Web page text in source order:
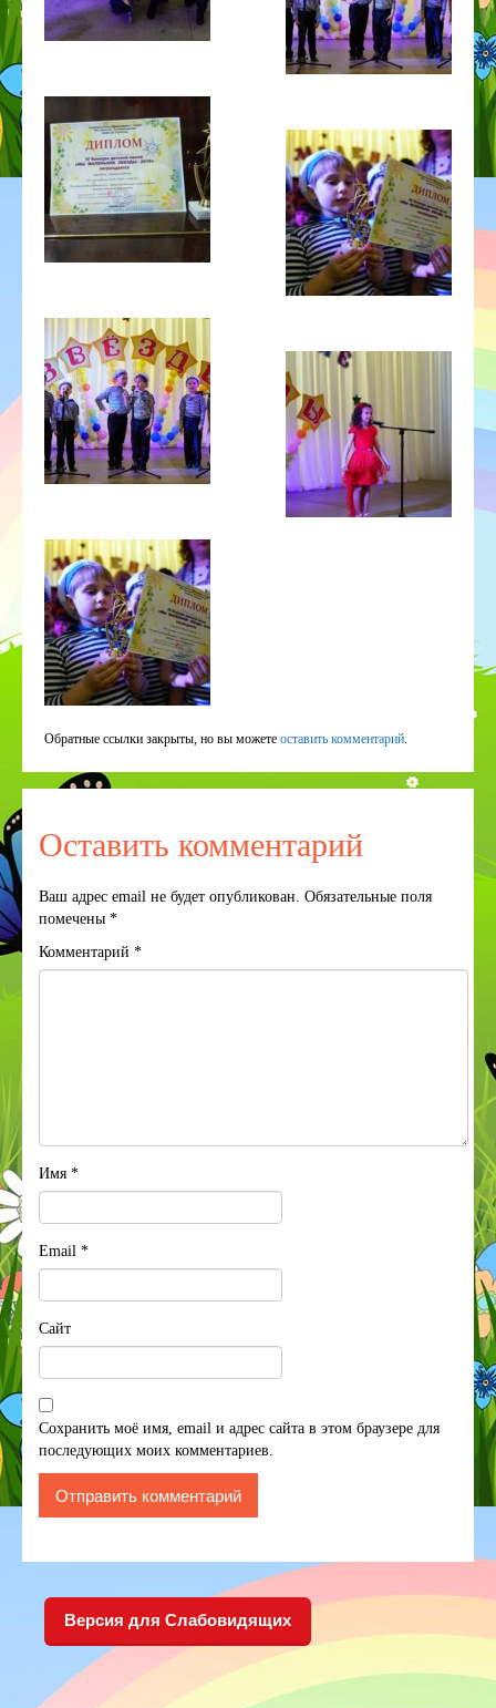
Обратные ссылки закрыты, но вы можете оставить комментарий.
Оставить комментарий
Ваш адрес email не будет опубликован. Обязательные поля
помечены *
Комментарий *
Имя *
Email *
Сайт
Сохранить моё имя, email и адрес сайта в этом браузере для
последующих моих комментариев.
Версия для Слабовидящих